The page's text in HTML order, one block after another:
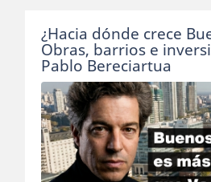
¿Hacia dónde crece
Obras, barrios e
Pablo Bereciartua